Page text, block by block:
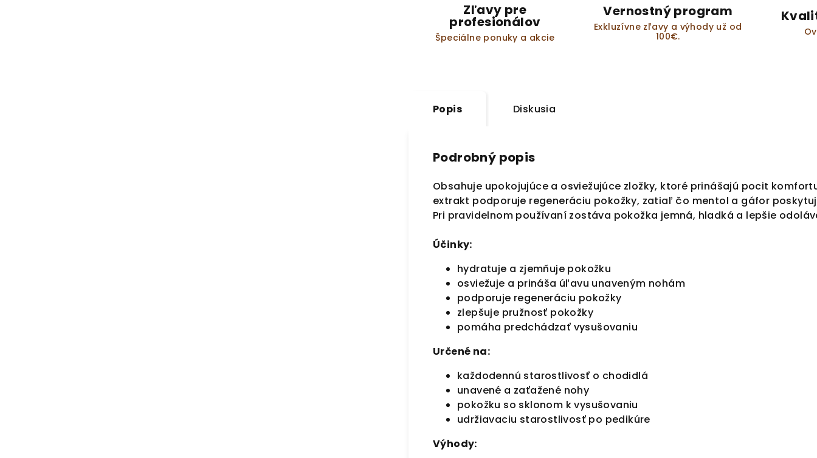
Zľavy pre
profesionálov
Špeciálne ponuky a akcie
Vernostný program
Exkluzívne zľavy a výhody už od
100€.
Popis Diskusia
Podrobný popis
Obsahuje upokojujúce a osviežujúce zložky, ktoré prinášajú pocit
extrakt podporuje regeneráciu pokožky, zatiaľ čo mentol a gáfor
Pri pravidelnom používaní zostáva pokožka jemná, hladká a lepšie
Účinky:
hydratuje a zjemňuje pokožku
osviežuje a prináša úľavu unaveným nohám
podporuje regeneráciu pokožky
zlepšuje pružnosť pokožky
pomáha predchádzať vysušovaniu
Určené na:
každodennú starostlivosť o chodidlá
unavené a zaťažené nohy
pokožku so sklonom k vysušovaniu
udržiavaciu starostlivosť po pedikúre
Výhody: